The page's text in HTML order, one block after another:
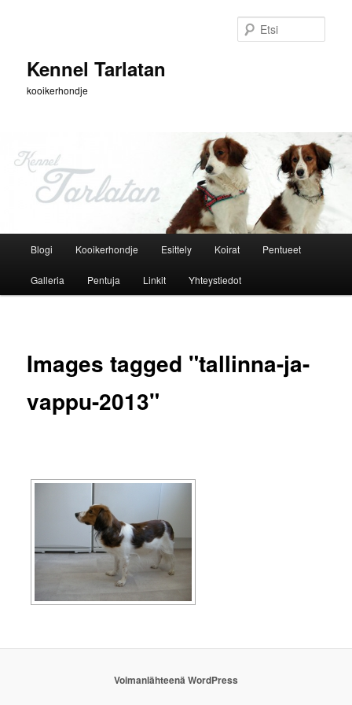
Kennel Tarlatan
kooikerhondje
Blogi Kooikerhondje Esittely Koirat Pentueet
Galleria Pentuja Linkit Yhteystiedot
Images tagged "tallinna-ja-
vappu-2013"
Voimanlähteenä WordPress